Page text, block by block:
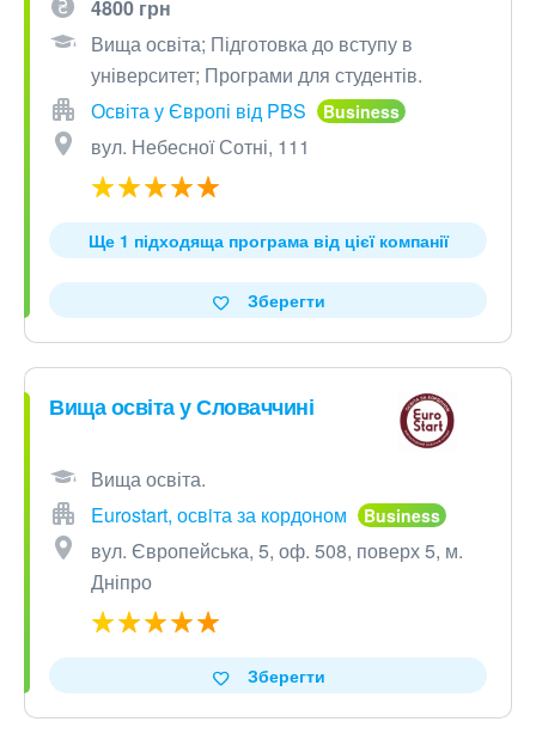
4800 грн
Вища освіта; Підготовка до вступу в
університет; Програми для студентів.
Освіта у Європі від PBS
вул. Небесної Сотні, 111
Ще 1 підходяща програма від цієї компанії
Зберегти
Вища освіта у Словаччині
Вища освіта.
Eurostart, освiта за кордоном
вул. Європейська, 5, оф. 508, поверх 5, м.
Дніпро
Зберегти